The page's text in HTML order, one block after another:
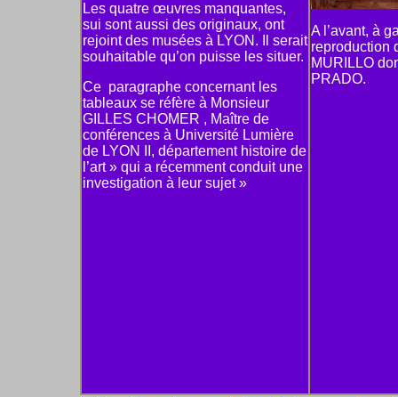
Les quatre œuvres manquantes,
sui sont aussi des originaux, ont
rejoint des musées à LYON. Il serait
souhaitable qu’on puisse les situer.
Ce paragraphe concernant les
tableaux se réfère à Monsieur
GILLES CHOMER , Maître de
conférences à Université Lumière
de LYON II, département histoire de
l’art » qui a récemment conduit une
investigation à leur sujet »
A l’avant, à
reproduction
MURILLO
PRADO.